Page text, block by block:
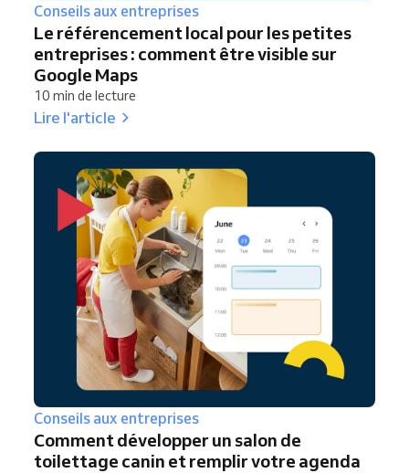
Conseils aux entreprises
Le référencement local pour les petites
entreprises : comment être visible sur
Google Maps
10 min de lecture
Lire l'article
Conseils aux entreprises
Comment développer un salon de
toilettage canin et remplir votre agenda